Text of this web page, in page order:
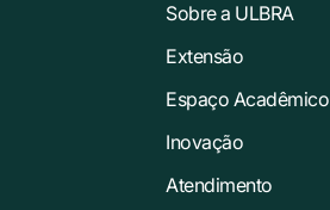
Sobre a ULBRA
Extensão
Espaço Acadêmico
Inovação
Atendimento